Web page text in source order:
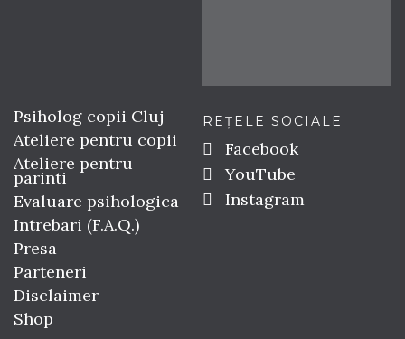
Psiholog copii Cluj
Ateliere pentru copii
Ateliere pentru
parinti
Evaluare psihologica
Intrebari (F.A.Q.)
Presa
Parteneri
Disclaimer
Shop
REȚELE SOCIALE
Facebook
YouTube
Instagram